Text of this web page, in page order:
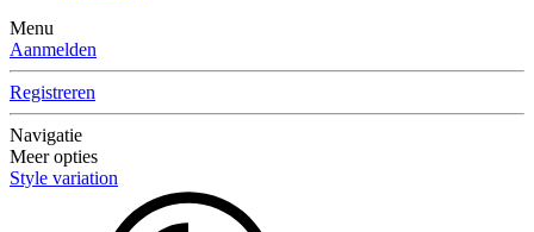
Menu
Aanmelden
Registreren
Navigatie
Meer opties
Style variation